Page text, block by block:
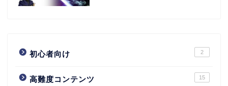
初心者向け 2
高難度コンテンツ 15